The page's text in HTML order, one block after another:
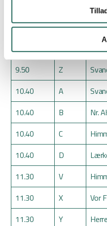
9.50
X
9.50
Y
9.50
Z
10.40
A
10.40
B Nr.
10.40
C
10.40
D
11.30
V
11.30
X Vor
11.30
Y